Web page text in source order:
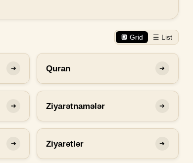
🔲 Grid ☰ List
➔ Quran ➔
➔ Ziyarətnamələr ➔
➔ Ziyarətlər ➔